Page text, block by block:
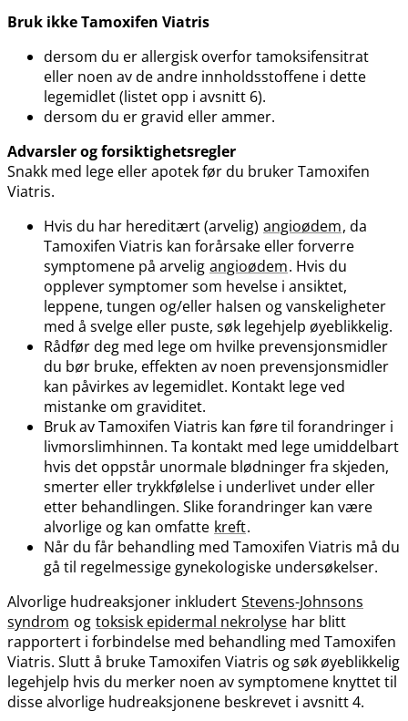
Bruk ikke Tamoxifen Viatris
dersom du er allergisk overfor tamoksifensitrat
eller noen av de andre innholdsstoffene i dette
legemidlet (listet opp i avsnitt 6).
dersom du er gravid eller ammer.
Advarsler og forsiktighetsregler
Snakk med lege eller apotek før du bruker Tamoxifen
Viatris.
Hvis du har hereditært (arvelig) angioødem, da
Tamoxifen Viatris kan forårsake eller forverre
symptomene på arvelig angioødem. Hvis du
opplever symptomer som hevelse i ansiktet,
leppene, tungen og​/​eller halsen og vanskeligheter
med å svelge eller puste, søk legehjelp øyeblikkelig.
Rådfør deg med lege om hvilke prevensjonsmidler
du bør bruke, effekten av noen prevensjonsmidler
kan påvirkes av legemidlet. Kontakt lege ved
mistanke om graviditet.
Bruk av Tamoxifen Viatris kan føre til forandringer i
livmorslimhinnen. Ta kontakt med lege umiddelbart
hvis det oppstår unormale blødninger fra skjeden,
smerter eller trykkfølelse i underlivet under eller
etter behandlingen. Slike forandringer kan være
alvorlige og kan omfatte kreft.
Når du får behandling med Tamoxifen Viatris må du
gå til regelmessige gynekologiske undersøkelser.
Alvorlige hudreaksjoner inkludert Stevens-Johnsons
syndrom og toksisk epidermal nekrolyse har blitt
rapportert i forbindelse med behandling med Tamoxifen
Viatris. Slutt å bruke Tamoxifen Viatris og søk øyeblikkelig
legehjelp hvis du merker noen av symptomene knyttet til
disse alvorlige hudreaksjonene beskrevet i avsnitt 4.